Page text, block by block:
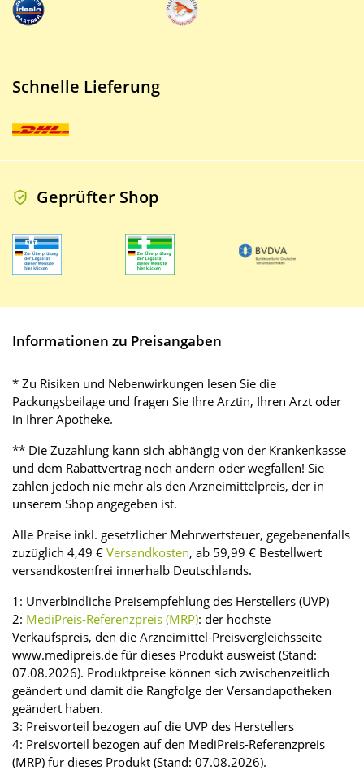
Schnelle Lieferung
Geprüfter Shop
Informationen zu Preisangaben
* Zu Risiken und Nebenwirkungen lesen Sie die
Packungsbeilage und fragen Sie Ihre Ärztin, Ihren Arzt oder
in Ihrer Apotheke.
** Die Zuzahlung kann sich abhängig von der Krankenkasse
und dem Rabattvertrag noch ändern oder wegfallen! Sie
zahlen jedoch nie mehr als den Arzneimittelpreis, der in
unserem Shop angegeben ist.
Alle Preise inkl. gesetzlicher Mehrwertsteuer, gegebenenfalls
zuzüglich 4,49 € Versandkosten, ab 59,99 € Bestellwert
versandkostenfrei innerhalb Deutschlands.
1: Unverbindliche Preisempfehlung des Herstellers (UVP)
2: MediPreis-Referenzpreis (MRP): der höchste
Verkaufspreis, den die Arzneimittel-Preisvergleichsseite
www.medipreis.de für dieses Produkt ausweist (Stand:
07.08.2026). Produktpreise können sich zwischenzeitlich
geändert und damit die Rangfolge der Versandapotheken
geändert haben.
3: Preisvorteil bezogen auf die UVP des Herstellers
4: Preisvorteil bezogen auf den MediPreis-Referenzpreis
(MRP) für dieses Produkt (Stand: 07.08.2026).